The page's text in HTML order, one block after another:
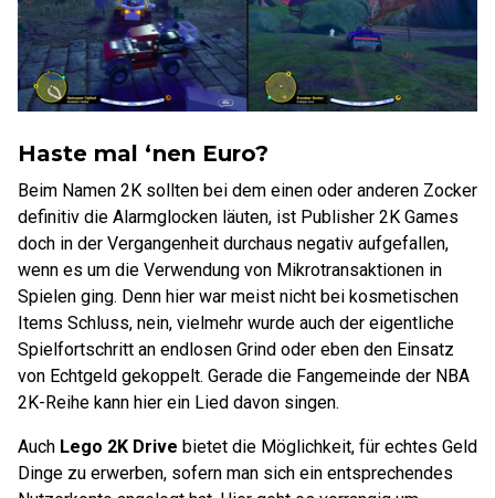
Haste mal ‘nen Euro?
Beim Namen 2K sollten bei dem einen oder anderen Zocker
definitiv die Alarmglocken läuten, ist Publisher 2K Games
doch in der Vergangenheit durchaus negativ aufgefallen,
wenn es um die Verwendung von Mikrotransaktionen in
Spielen ging. Denn hier war meist nicht bei kosmetischen
Items Schluss, nein, vielmehr wurde auch der eigentliche
Spielfortschritt an endlosen Grind oder eben den Einsatz
von Echtgeld gekoppelt. Gerade die Fangemeinde der NBA
2K-Reihe kann hier ein Lied davon singen.
Auch Lego 2K Drive bietet die Möglichkeit, für echtes Geld
Dinge zu erwerben, sofern man sich ein entsprechendes